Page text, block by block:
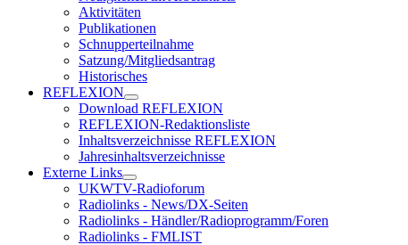
Aktivitäten
Publikationen
Schnupperteilnahme
Satzung/Mitgliedsantrag
Historisches
REFLEXION
Download REFLEXION
REFLEXION-Redaktionsliste
Inhaltsverzeichnisse REFLEXION
Jahresinhaltsverzeichnisse
Externe Links
UKWTV-Radioforum
Radiolinks - News/DX-Seiten
Radiolinks - Händler/Radioprogramm/Foren
Radiolinks - FMLIST